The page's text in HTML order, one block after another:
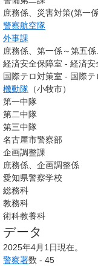
庶務係、災害対策(第一
警察航空隊
外事課
庶務係、第一係～第五
経済安全保障室 - 経済
国際テロ対策室 - 国際
機動隊 （小牧市）
第一中隊
第二中隊
第三中隊
名古屋市警察部
企画調整課
庶務係、企画調整係
愛知県警察学校
総務科
教務科
術科教養科
データ
2025年4月1日現在。
警察署数 - 45